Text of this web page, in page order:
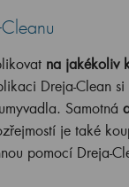
na jakékoliv
Dreja-Clean si
Samotná
je také
pomocí Dreja-